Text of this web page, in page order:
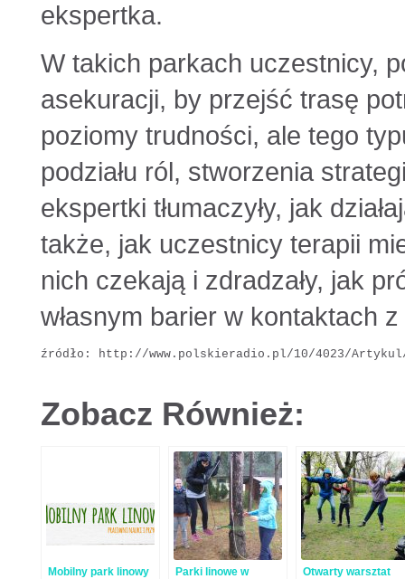
ekspertka.
W takich parkach uczestnicy,
asekuracji, by przejść trasę
poziomy trudności, ale tego
podziału ról, stworzenia
ekspertki tłumaczyły, jak
także, jak uczestnicy terapii
nich czekają i zdradzały, jak
własnym barier w kontaktach
źródło: http://www.polskieradio.pl/10/4023/
Zobacz Również:
Mobilny park linowy
Parki linowe w
Otwarty warsztat